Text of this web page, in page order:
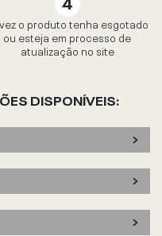
o produto tenha esgotado
ou esteja em processo de
atualização no site
DISPONÍVEIS: